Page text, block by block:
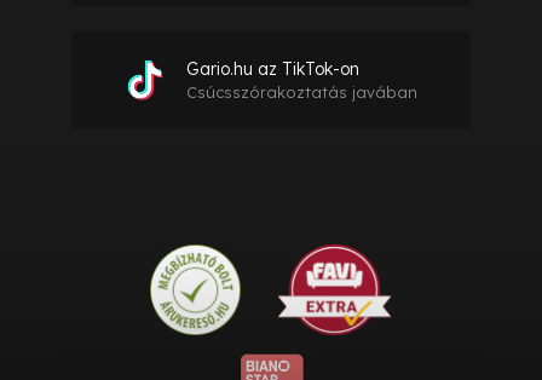
Gario.hu az TikTok-on
Csúcsszórakoztatás javában